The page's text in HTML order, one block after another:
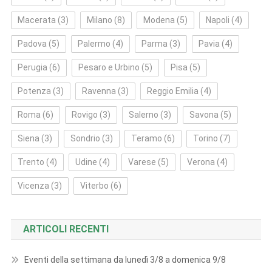
Macerata (3) Milano (8) Modena (5) Napoli (4)
Padova (5) Palermo (4) Parma (3) Pavia (4)
Perugia (6) Pesaro e Urbino (5) Pisa (5)
Potenza (3) Ravenna (3) Reggio Emilia (4)
Roma (6) Rovigo (3) Salerno (3) Savona (5)
Siena (3) Sondrio (3) Teramo (6) Torino (7)
Trento (4) Udine (4) Varese (5) Verona (4)
Vicenza (3) Viterbo (6)
ARTICOLI RECENTI
Eventi della settimana da lunedì 3/8 a domenica 9/8